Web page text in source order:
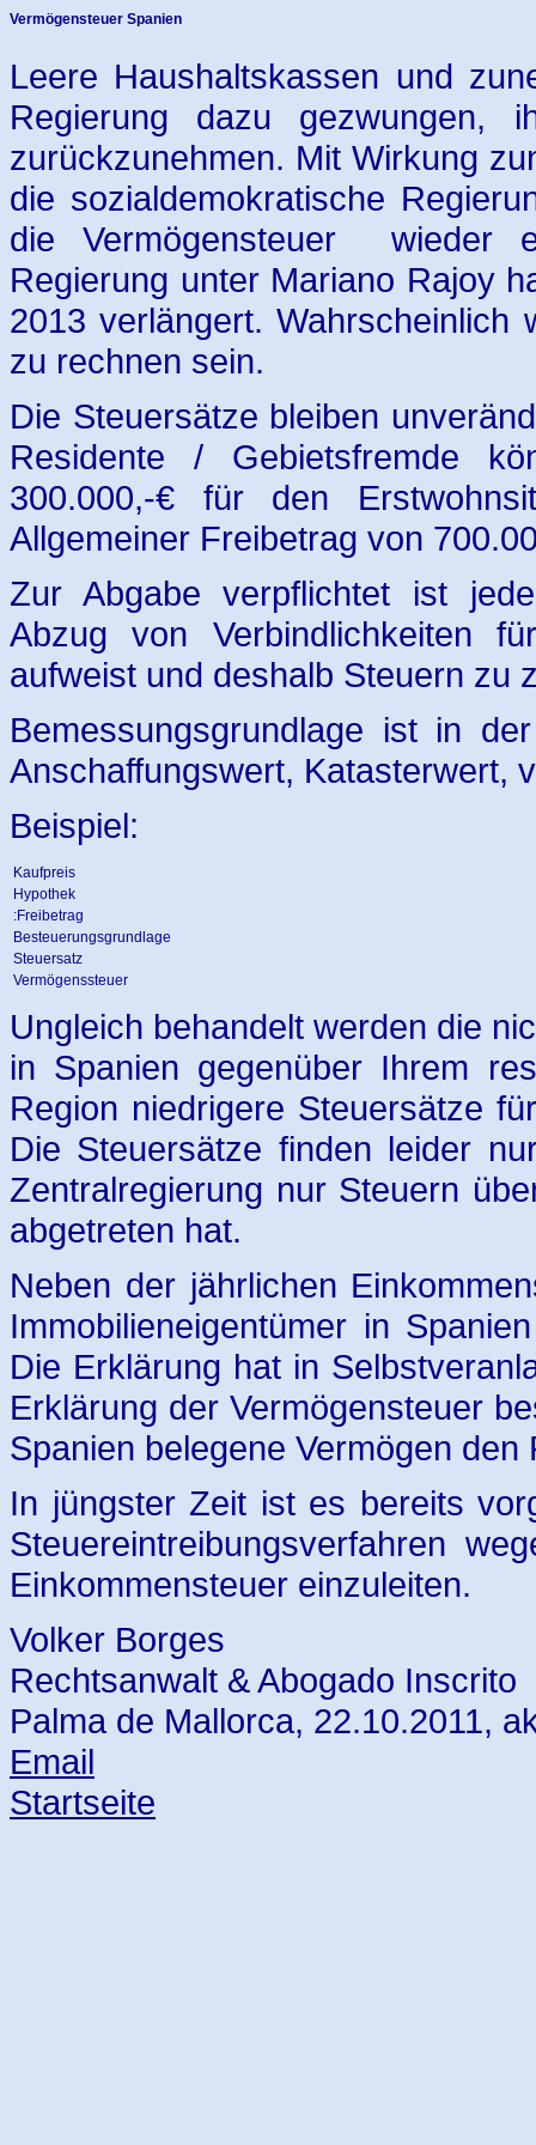
Vermögensteuer Spanien
Leere Haushaltskassen und
Regierung dazu gezwungen,
zurückzunehmen. Mit Wirkung
die sozialdemokratische
die Vermögensteuer wieder
Regierung unter Mariano Rajoy
2013 verlängert.
zu rechnen sein.
Die Steuersätze bleiben
Residente / Gebietsfremde
300.000,-€ für den
Allgemeiner Freibetrag von
Zur Abgabe verpflichtet ist
Abzug von Verbindlichkeiten
aufweist und deshalb Steuern zu
Bemessungsgrundlage ist in
Anschaffungswert, Katasterwert,
Beispiel:
Kaufpreis
Hypothek
:Freibetrag
Besteuerungsgrundlage
Steuersatz
Vermögenssteuer
Ungleich behandelt werden die
in Spanien gegenüber Ihrem
Region niedrigere Steuersätze
Die Steuersätze finden leider
Zentralregierung nur Steuern
abgetreten hat.
Neben der jährlichen
Immobilieneigentümer in
Die Erklärung hat in
Erklärung der Vermögensteuer
Spanien belegene Vermögen
In jüngster Zeit ist es bereits
Steuereintreibungsverfahren
Einkommensteuer einzuleiten.
Volker Borges
Rechtsanwalt & Abogado Inscrito
Palma de Mallorca, 22.10.2011,
Email
Startseite